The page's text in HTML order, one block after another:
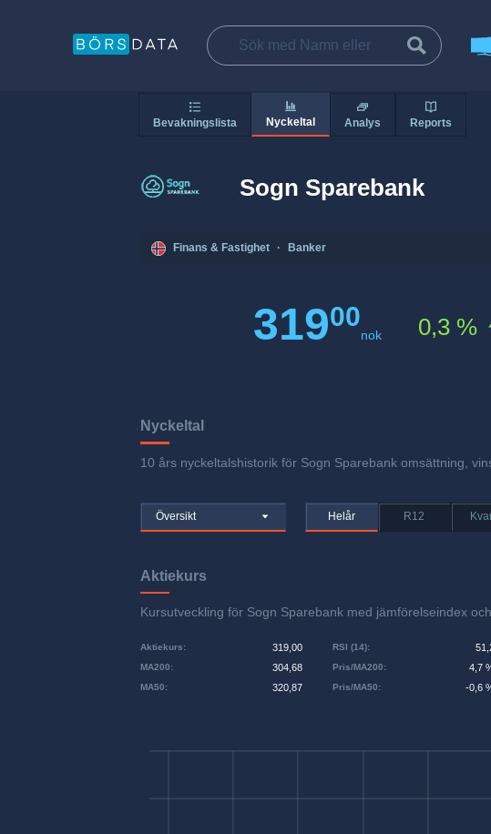
Bevakningslista Nyckeltal Analys Reports
Sogn Sparebank
Finans & Fastighet · Banker
31900
nok 0,3 %
Nyckeltal
10 års nyckeltalshistorik för Sogn Sparebank omsättning,
Översikt Helår R12
Aktiekurs
Kursutveckling för Sogn Sparebank med jämförelseindex
Aktiekurs: 319,00
MA50: 320,87
MA200: 304,68 Pris/MA200: 4,7
RSI (14):
Pris/MA50: -0,6